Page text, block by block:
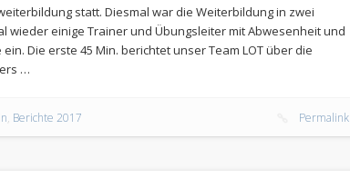
statt. Diesmal war die Weiterbildung in zwei
wieder einige Trainer und Übungsleiter mit Abwesenheit und
Die erste 45 Min. berichtet unser Team LOT über die
…
, Berichte 2017 Permalink